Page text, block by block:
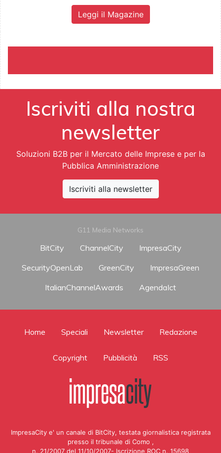
Leggi il Magazine
Iscriviti alla nostra
newsletter
Soluzioni B2B per il Mercato delle Imprese e per la
Pubblica Amministrazione
Iscriviti alla newsletter
G11 Media Networks
BitCity ChannelCity
ImpresaCity
SecurityOpenLab
GreenCity
ImpresaGreen
ItalianChannelAwards
AgendaIct
Home Speciali Newsletter Redazione
Copyright Pubblicità RSS
ImpresaCity e' un canale di BitCity, testata giornalistica registrata
presso il tribunale di Como ,
n. 21/2007 del 11/10/2007- Iscrizione ROC n. 15698